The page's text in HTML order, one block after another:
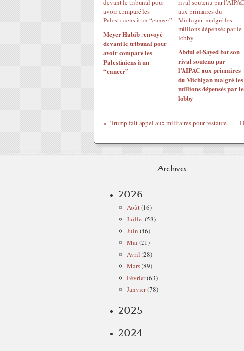
Meyer Habib renvoyé
devant le tribunal pour
avoir comparé les
Palestiniens à un
“cancer”
Abdul el-Sayed bat son
rival soutenu par
l’AIPAC aux primaires
du Michigan malgré les
millions dépensés par le
lobby
Trump fait appel aux militaires pour restaurer l’ordre public et se faire un coup de pub
Archives
2026
Août(16)
Juillet(58)
Juin (46)
Mai (21)
Avril (28)
Mars(89)
Février(63)
Janvier(78)
2025
2024